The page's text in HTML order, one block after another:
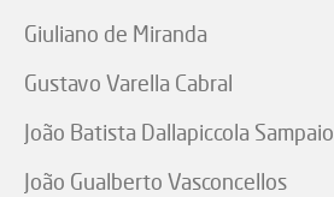
Giuliano de Miranda
Gustavo Varella Cabral
João Batista Dallapiccola Sampaio
João Gualberto Vasconcellos